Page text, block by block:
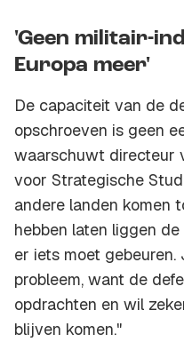
'Geen militair-
Europa meer'
De capaciteit van de
opschroeven is geen
waarschuwt directeur
voor Strategische
andere landen komen
hebben laten liggen
er iets moet
probleem, want de
opdrachten en wil
blijven komen."